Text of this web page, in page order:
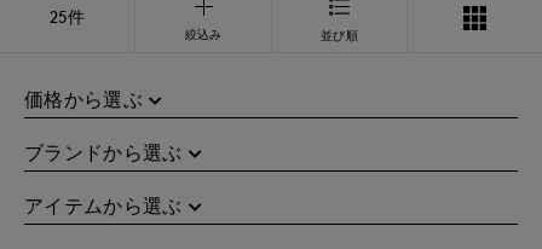
25件
絞込み 並び順
価格から選ぶ
ブランドから選ぶ
アイテムから選ぶ